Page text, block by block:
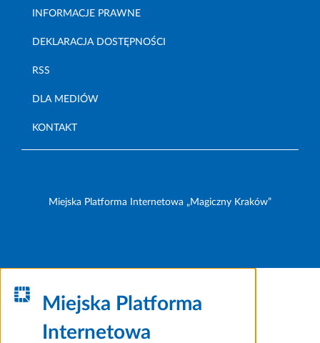
INFORMACJE PRAWNE
DEKLARACJA DOSTĘPNOŚCI
RSS
DLA MEDIÓW
KONTAKT
Miejska Platforma Internetowa „Magiczny Kraków”
Miejska Platforma
Internetowa